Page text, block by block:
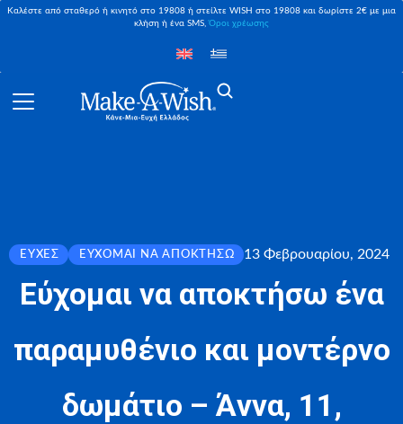
Καλέστε από σταθερό ή κινητό στο 19808 ή στείλτε WISH στο 19808 και δωρίστε 2€ με μια
κλήση ή ένα SMS,Όροι χρέωσης
ΕΥΧΈΣ ΕΎΧΟΜΑΙ ΝΑ ΑΠΟΚΤΉΣΩ 13 Φεβρουαρίου, 2024
Εύχομαι να αποκτήσω ένα
παραμυθένιο και μοντέρνο
δωμάτιο – Άννα, 11,